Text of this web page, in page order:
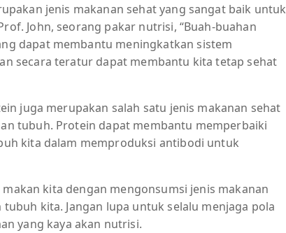
jenis makanan sehat yang sangat baik untuk
John, seorang pakar nutrisi, “Buah-buahan
dapat membantu meningkatkan sistem
secara teratur dapat membantu kita tetap sehat
juga merupakan salah satu jenis makanan sehat
tubuh. Protein dapat membantu memperbaiki
kita dalam memproduksi antibodi untuk
kita dengan mengonsumsi jenis makanan
kita. Jangan lupa untuk selalu menjaga pola
yang kaya akan nutrisi.